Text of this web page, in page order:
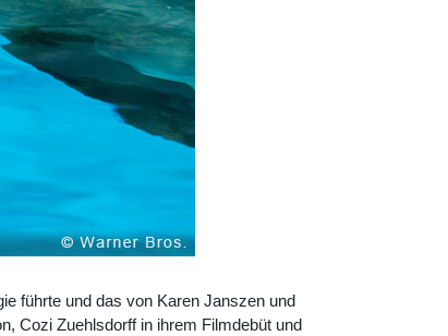
führte und das von Karen Janszen und
Cozi Zuehlsdorff in ihrem Filmdebüt und